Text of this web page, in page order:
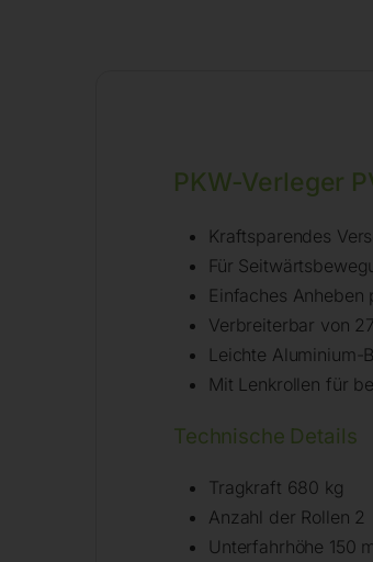
PKW-Verleger
Kraftsparendes
Für
Einfaches Anheben
Verbreiterbar von
Leichte Aluminium-
Mit Lenkrollen für
Technische Details
Tragkraft 680 kg
Anzahl der Rollen 2
Unterfahrhöhe 150